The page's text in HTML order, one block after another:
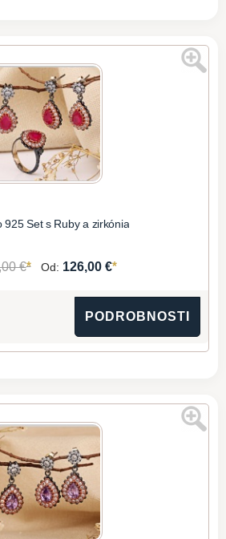
925 Set s Ruby a zirkónia
€* Od: 126,00 €*
PODROBNOSTI